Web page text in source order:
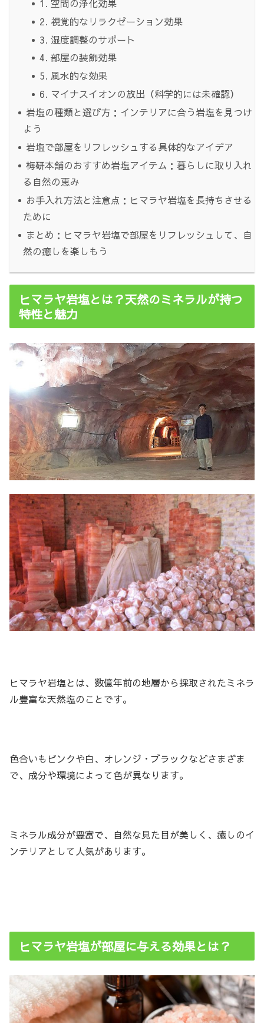
1. 空間の浄化効果
2. 視覚的なリラクゼーション効果
3. 湿度調整のサポート
4. 部屋の装飾効果
5. 風水的な効果
6. マイナスイオンの放出（科学的には未確認）
岩塩の種類と選び方：インテリアに合う岩塩を見つけ
よう
岩塩で部屋をリフレッシュする具体的なアイデア
梅研本舗のおすすめ岩塩アイテム：暮らしに取り入れ
る自然の恵み
お手入れ方法と注意点：ヒマラヤ岩塩を長持ちさせる
ために
まとめ：ヒマラヤ岩塩で部屋をリフレッシュして、自
然の癒しを楽しもう
ヒマラヤ岩塩とは？天然のミネラルが持つ
特性と魅力
ヒマラヤ岩塩とは、数億年前の地層から採取されたミネラ
ル豊富な天然塩のことです。
色合いもピンクや白、オレンジ・ブラックなどさまざま
で、成分や環境によって色が異なります。
ミネラル成分が豊富で、自然な見た目が美しく、癒しのイ
ンテリアとして人気があります。
ヒマラヤ岩塩が部屋に与える効果とは？